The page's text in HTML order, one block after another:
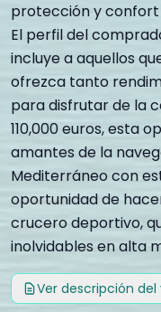
protección y confort
El perfil del
incluye a aquellos
ofrezca tanto
para disfrutar de la
110,000 euros, esta
amantes de la
Mediterráneo con
oportunidad de
crucero deportivo,
inolvidables en alta
Ver descripción